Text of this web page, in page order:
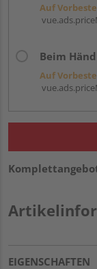
Auf
Beim
Auf
EIGENSCHAFTEN